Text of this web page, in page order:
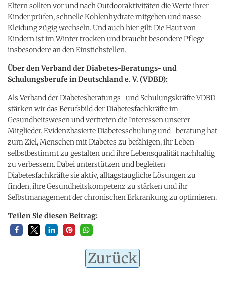
Eltern sollten vor und nach Outdooraktivitäten die Werte ihrer
Kinder prüfen, schnelle Kohlenhydrate mitgeben und nasse
Kleidung zügig wechseln. Und auch hier gilt: Die Haut von
Kindern ist im Winter trocken und braucht besondere Pflege –
insbesondere an den Einstichstellen.
Über den Verband der Diabetes-Beratungs- und
Schulungsberufe in Deutschland e. V. (VDBD):
Als Verband der Diabetesberatungs- und Schulungskräfte VDBD
stärken wir das Berufsbild der Diabetesfachkräfte im
Gesundheitswesen und vertreten die Interessen unserer
Mitglieder. Evidenzbasierte Diabetesschulung und -beratung hat
zum Ziel, Menschen mit Diabetes zu befähigen, ihr Leben
selbstbestimmt zu gestalten und ihre Lebensqualität nachhaltig
zu verbessern. Dabei unterstützen und begleiten
Diabetesfachkräfte sie aktiv, alltagstaugliche Lösungen zu
finden, ihre Gesundheitskompetenz zu stärken und ihr
Selbstmanagement der chronischen Erkrankung zu optimieren.
Teilen Sie diesen Beitrag:
Zurück